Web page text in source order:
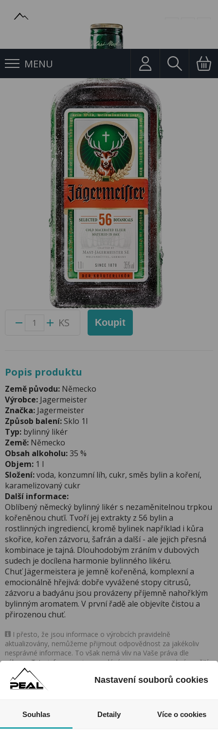
MENU
Jägermeister 1l 35%
Jägermeister 1l 35%
Přidat do oblíbených produktů
Foto produktu se může od skutečnosti mírně lišit.
Kód produktu:44003900
KS Koupit
Popis produktu
Země původu: Německo
Výrobce: Jagermeister
Značka: Jagermeister
Způsob balení:Sklo 1l
Typ: bylinný likér
Země: Německo
Obsah alkoholu:35 %
Objem: 1 l
Složení:voda, konzumní líh, cukr, směs bylin a koření,
karamelizovaný cukr
Další informace:
Oblíbený německý bylinný likér s nezaměnitelnou trpkou
kořeněnou chuťí. Tvoří jej extrakty z 56 bylin a
rostlinných ingrediencí, kromě bylinek například i kůra
skořice, kořen zázvoru, šafrán a další - ale jejich přesná
kombinace je tajná. Dlouhodobým zráním v dubových
sudech je docílena harmonie bylinného likéru.
Chuť Jägermeistera je jemně kořeněná, komplexní a
emocionálně hřejivá: dobře vyvážené stopy citrusů,
zázvoru a badyánu jsou provázeny příjemně nahořklým
bylinným aromatem. V první řadě ale objevíte čistou a
přirozenou chuť.
I přesto, že jsou informace o výrobcích pravidelně
aktualizovány, nemůžeme přijmout odpovědnost za jakékoliv
nesprávné informace. To však nemá vliv na Vaše práva dle
zákona. Tyto informace jsou podávány pouze pro osobní použití
a nemohou být jakkoliv kopírovány bez předchozího souhlasu
DonPealo ani bez řádného uvedení zdroje.
Nezmeškejte naše akce a slevy!
Nastavení souborů cookies
Souhlas Detaily Více o cookies